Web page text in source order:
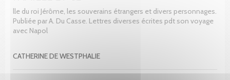
lle du roi Jérôme, les souverains étrangers et divers personnages.
Publiée par A. Du Casse. Lettres diverses écrites pdt son voyage
avec Napol
CATHERINE DE WESTPHALIE